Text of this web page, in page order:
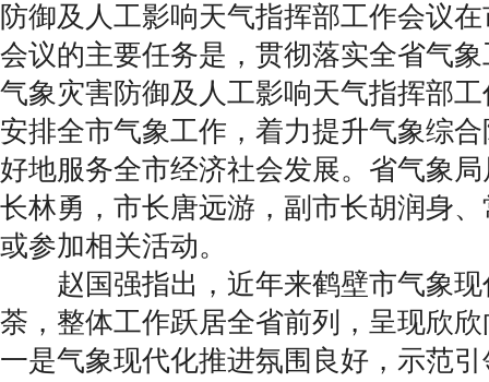
防御及人工影响天气指挥部工作会议
会议的主要任务是，贯彻落实全省气
气象灾害防御及人工影响天气指挥部
安排全市气象工作，着力提升气象综
好地服务全市经济社会发展。省气象
长林勇，市长唐远游，副市长胡润身
或参加相关活动。
赵国强指出，近年来鹤壁市气象现
荼，整体工作跃居全省前列，呈现欣
一是气象现代化推进氛围良好，示范